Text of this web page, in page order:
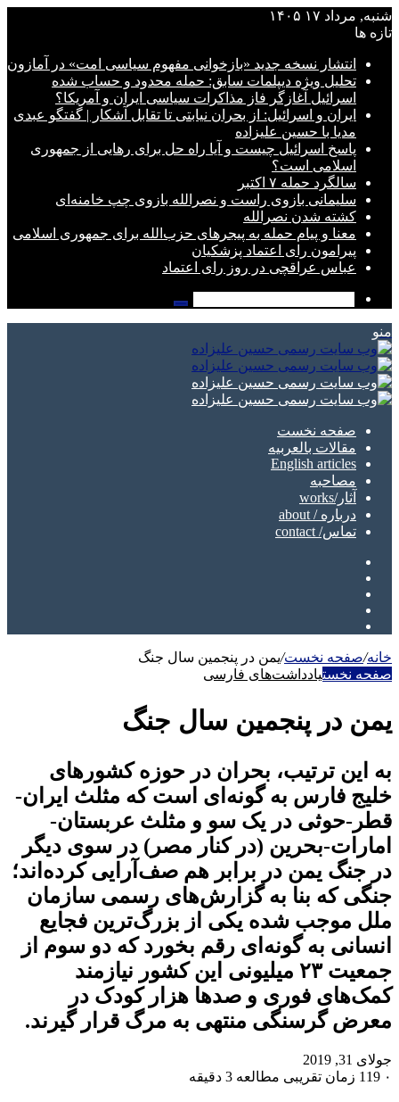
شنبه, مرداد ۱۷ ۱۴۰۵
تازه ها
انتشار نسخه جدید «بازخوانی مفهوم سیاسی امت» در آمازون
تحلیل ویژه دیپلمات سابق: حمله محدود و حساب شده
اسرائیل آغازگر فاز مذاکرات سیاسی ایران و آمریکا؟
ایران و اسرائیل: از بحران نیابتی تا تقابل آشکار | گفتگو عبدی
مدیا با حسین علیزاده
پاسخ اسرائیل چیست و آیا راه حل برای رهایی از جمهوری
اسلامی است؟
سالگرد حمله ۷ اکتبر
سلیمانی بازوی راست و نصرالله بازوی چپ خامنه‌ای
کشته شدن نصرالله
معنا و پیام حمله به پیجرهای حزب‌الله برای جمهوری اسلامی
پیرامون رای اعتماد پزشکیان
عباس عراقچی در روز رای اعتماد
جستجو
برای
منو
صفحه نخست
مقالات بالعربیه
English articles
مصاحبه
آثار/works
درباره / about
تماس/ contact
خانه/صفحه نخست/یمن در پنجمین سال جنگ
صفحه نخستیادداشت‌های فارسی
یمن در پنجمین سال جنگ
به این ترتیب، بحران در حوزه کشورهای
خلیج فارس به گونه‌ای است که مثلث ایران-
قطر-حوثی در یک سو و مثلث عربستان-
امارات-بحرین (در کنار مصر) در سوی دیگر
در جنگ یمن در برابر هم صف‌آرایی کرده‌اند؛
جنگی که بنا به گزارش‌های رسمی سازمان
ملل موجب شده یکی از بزرگ‌ترین فجایع
انسانی به گونه‌ای رقم بخورد که دو سوم از
جمعیت ۲۳ میلیونی این کشور نیازمند
کمک‌های فوری و صدها هزار کودک در
معرض گرسنگی منتهی به مرگ قرار گیرند.
جولای 31, 2019
۰
زمان تقریبی مطالعه 3 دقیقه